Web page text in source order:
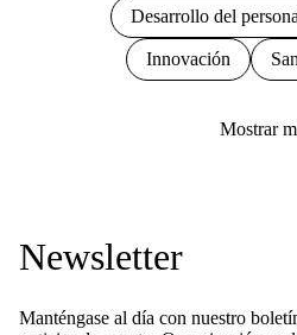
Desarrollo del
Innovación
Mostrar
Newsletter
Manténgase al día con nuestro